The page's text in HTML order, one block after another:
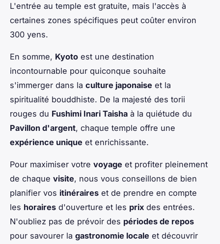
L'entrée au temple est gratuite, mais l'accès à
certaines zones spécifiques peut coûter environ
300 yens.
En somme, Kyoto est une destination
incontournable pour quiconque souhaite
s'immerger dans la culture japonaise et la
spiritualité bouddhiste. De la majesté des torii
rouges du Fushimi Inari Taisha à la quiétude du
Pavillon d'argent, chaque temple offre une
expérience unique et enrichissante.
Pour maximiser votre voyage et profiter pleinement
de chaque visite, nous vous conseillons de bien
planifier vos itinéraires et de prendre en compte
les horaires d'ouverture et les prix des entrées.
N'oubliez pas de prévoir des périodes de repos
pour savourer la gastronomie locale et découvrir